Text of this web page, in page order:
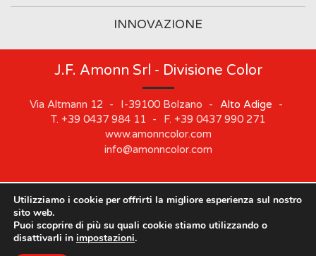
INNOVAZIONE
J.F. Amonn Srl - Divisione Color
Via Altmann 12 - I-39100 Bolzano - Alto Adige
-
T. +39 0437 984 11 - F. +39 0437 990 271
www.amonncolor.com
info@amonncolor.com
©2019J.F. AMONN Srl . Part. IVA 01373880218 . Impressum .
Cookie
Le nostre sedi rimarranno chiuse dal 10 agosto al 21
Utilizziamo i cookie per offrirti la migliore esperienza sul nostro
sito web.
Puoi scoprire di più su quali cookie stiamo utilizzando o
disattivarli in impostazioni.